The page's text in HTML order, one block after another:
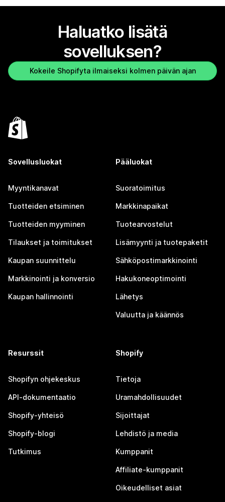
Haluatko lisätä
sovelluksen?
Kokeile Shopifyta ilmaiseksi kolmen päivän ajan
Sovellusluokat
Myyntikanavat
Tuotteiden etsiminen
Tuotteiden myyminen
Tilaukset ja toimitukset
Kaupan suunnittelu
Markkinointi ja konversio
Kaupan hallinnointi
Pääluokat
Suoratoimitus
Markkinapaikat
Tuotearvostelut
Lisämyynti ja tuotepaketit
Sähköpostimarkkinointi
Hakukoneoptimointi
Lähetys
Valuutta ja käännös
Resurssit
Shopifyn ohjekeskus
API-dokumentaatio
Shopify-yhteisö
Shopify-blogi
Tutkimus
Shopify
Tietoja
Uramahdollisuudet
Sijoittajat
Lehdistö ja media
Kumppanit
Affiliate-kumppanit
Oikeudelliset asiat